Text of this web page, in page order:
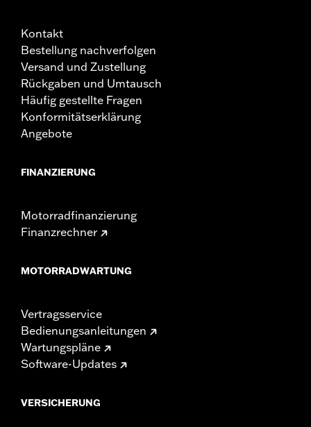
Kontakt
Bestellung nachverfolgen
Versand und Zustellung
Rückgaben und Umtausch
Häufig gestellte Fragen
Konformitätserklärung
Angebote
FINANZIERUNG
Motorradfinanzierung
Finanzrechner
MOTORRADWARTUNG
Vertragsservice
Bedienungsanleitungen
Wartungspläne
Software-Updates
VERSICHERUNG